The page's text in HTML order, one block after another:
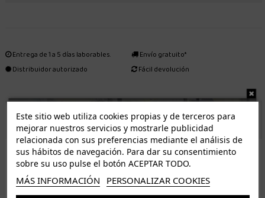
Entrega de 1 a 5 días laborables.
Distribuidor autorizado
Envío gratuito*
Fácil devolución
ENVÍO GRATUITO *
ISLAS CANARIAS
Tenerife 3.50€. Gratis a partir de 50€
Resto de islas 5€. Gratis a partir de 50€
Este sitio web utiliza cookies propias y de terceros para
mejorar nuestros servicios y mostrarle publicidad
relacionada con sus preferencias mediante el análisis de
sus hábitos de navegación. Para dar su consentimiento
sobre su uso pulse el botón ACEPTAR TODO.
MÁS INFORMACIÓN PERSONALIZAR COOKIES